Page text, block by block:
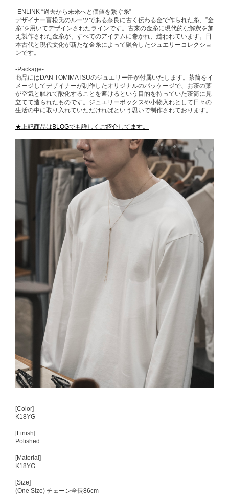
-ENLINK “過去から未来へと価値を繋ぐ糸”-
デザイナー富松氏のルーツである奈良に古く伝わる金で作られた糸、”金
糸”を用いてデザインされたラインです。 古来の金糸に現代的な解釈を加
え製作された金糸が、 すべてのアイテムに巻かれ、縫われています。日
本古代と現代文化が新たな金糸によって融合したジュエリーコレクショ
ンです。
-Package-
商品にはDAN TOMIMATSUのジュエリー缶が付属いたします。茶筒をイ
メージしてデザイナーが制作したオリジナルのパッケージで、お茶の葉
が空気と触れて酸化することを避けるという目的を持っていた茶筒に見
立てて造られたものです。ジュエリーボックスや小物入れとして日々の
生活の中に取り入れていただければという思いで制作されております。
★上記商品はBLOGでも詳しくご紹介してます。
[Color]
K18YG
[Finish]
Polished
[Material]
K18YG
[Size]
(One Size) チェーン全長86cm